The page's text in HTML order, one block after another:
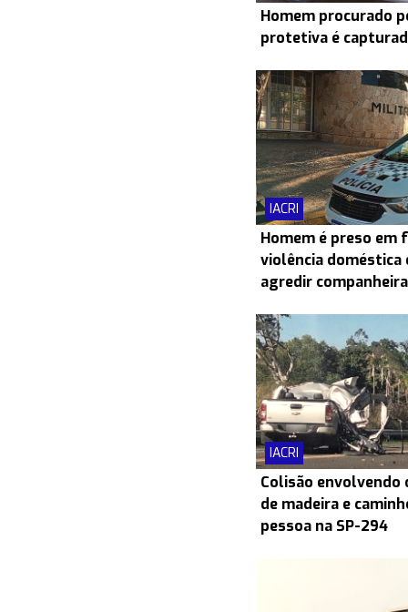
Homem procurado
protetiva é
IACRI
Homem é preso
violência doméstica
agredir
IACRI
Colisão envolvendo
de madeira e
pessoa na SP-294